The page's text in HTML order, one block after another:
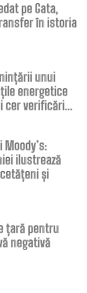
pe Gata,
în istoria
unui
energetice
cer verificări…
ilustrează
și
țară pentru
negativă